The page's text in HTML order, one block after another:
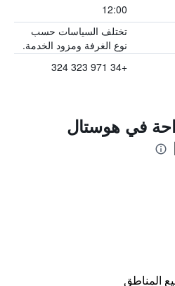
12:00
تختلف السياسات حسب
نوع الغرفة ومزود الخدمة.
+34 971 323 324
في هوستال
المناطق